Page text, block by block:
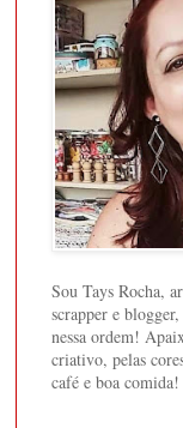
Sou Tays Rocha,
scrapper e
nessa ordem!
criativo, pelas
café e boa